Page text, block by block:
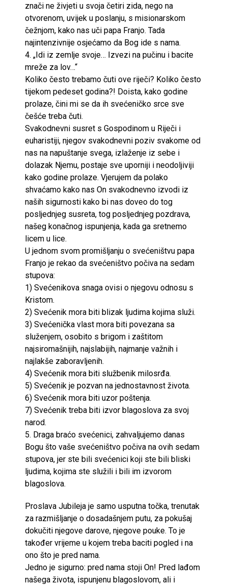
znači ne živjeti u svoja četiri zida, nego na
otvorenom, uvijek u poslanju, s misionarskom
čežnjom, kako nas uči papa Franjo. Tada
najintenzivnije osjećamo da Bog ide s nama.
4. „Idi iz zemlje svoje… Izvezi na pučinu i bacite
mreže za lov…“
Koliko često trebamo čuti ove riječi? Koliko često
tijekom pedeset godina?! Doista, kako godine
prolaze, čini mi se da ih svećeničko srce sve
češće treba čuti.
Svakodnevni susret s Gospodinom u Riječi i
euharistiji, njegov svakodnevni poziv svakome od
nas na napuštanje svega, izlaženje iz sebe i
dolazak Njemu, postaje sve uporniji i neodoljiviji
kako godine prolaze. Vjerujem da polako
shvaćamo kako nas On svakodnevno izvodi iz
naših sigurnosti kako bi nas doveo do tog
posljednjeg susreta, tog posljednjeg pozdrava,
našeg konačnog ispunjenja, kada ga sretnemo
licem u lice.
U jednom svom promišljanju o svećeništvu papa
Franjo je rekao da svećeništvo počiva na sedam
stupova:
1) Svećenikova snaga ovisi o njegovu odnosu s
Kristom.
2) Svećenik mora biti blizak ljudima kojima služi.
3) Svećenička vlast mora biti povezana sa
služenjem, osobito s brigom i zaštitom
najsiromašnijih, najslabijih, najmanje važnih i
najlakše zaboravljenih.
4) Svećenik mora biti službenik milosrđa.
5) Svećenik je pozvan na jednostavnost života.
6) Svećenik mora biti uzor poštenja.
7) Svećenik treba biti izvor blagoslova za svoj
narod.
5. Draga braćo svećenici, zahvaljujemo danas
Bogu što vaše svećeništvo počiva na ovih sedam
stupova, jer ste bili svećenici koji ste bili bliski
ljudima, kojima ste služili i bili im izvorom
blagoslova.
Proslava Jubileja je samo usputna točka, trenutak
za razmišljanje o dosadašnjem putu, za pokušaj
dokučiti njegove darove, njegove pouke. To je
također vrijeme u kojem treba baciti pogled i na
ono što je pred nama.
Jedno je sigurno: pred nama stoji On! Pred lađom
našega života, ispunjenu blagoslovom, ali i